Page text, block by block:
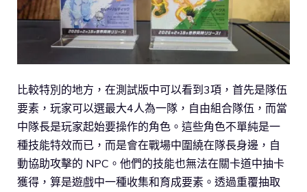
比較特別的地方，在測試版中可以看到3項，首先是隊伍
要素，玩家可以選最大4人為一隊，自由組合隊伍，而當
中隊長是玩家起始要操作的角色。這些角色不單純是一
種技能特效而已，而是會在戰場中圍繞在隊長身邊，自
動協助攻擊的 NPC。他們的技能也無法在關卡道中抽卡
獲得，算是遊戲中一種收集和育成要素。透過重覆抽取